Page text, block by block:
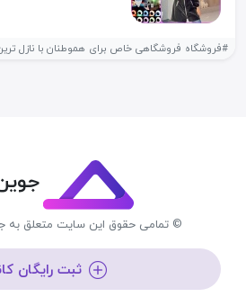
#فروشگاه فروشگاهی خاص برای هموطنان با نازل
© تمامی حقوق این سایت متعلق به
ثبت رایگان